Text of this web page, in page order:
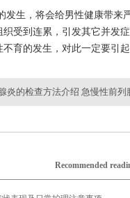
发生，将会给男性健康带来
织受到连累，引发其它并发
育的发生，对此一定要引
炎的检查方法介绍 急慢性前列
Recommended